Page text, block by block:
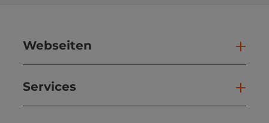
Webseiten
Services